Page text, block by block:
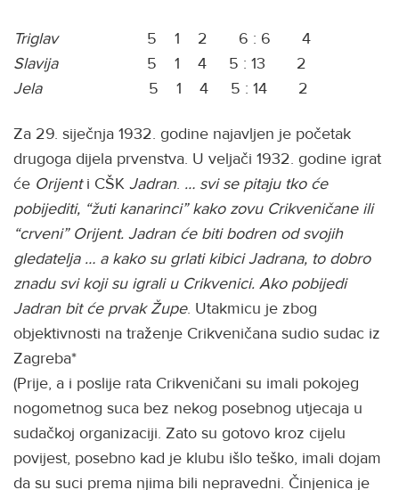
Triglav
5 1 2 6 : 6 4
Slavija
5 1 4 5 : 13 2
Jela5 1 4 5 : 14 2
Za 29. siječnja 1932. godine najavljen je početak
drugoga dijela prvenstva. U veljači 1932. godine igrat
će Orijenti CŠK Jadran. … svi se pitaju tko će
pobijediti, “žuti kanarinci” kako zovu Crikveničane ili
“crveni” Orijent. Jadran će biti bodren od svojih
gledatelja … a kako su grlati kibici Jadrana, to dobro
znadu svi koji su igrali u Crikvenici. Ako pobijedi
Jadran bit će prvak Župe. Utakmicu je zbog
objektivnosti na traženje Crikveničana sudio sudac iz
Zagreba*
(Prije, a i poslije rata Crikveničani su imali pokojeg
nogometnog suca bez nekog posebnog utjecaja u
sudačkoj organizaciji. Zato su gotovo kroz cijelu
povijest, posebno kad je klubu išlo teško, imali dojam
da su suci prema njima bili nepravedni. Činjenica je